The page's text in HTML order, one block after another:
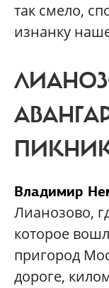
так смело,
изнанку
Владимир
Лианозово,
которое
пригород
дороге,